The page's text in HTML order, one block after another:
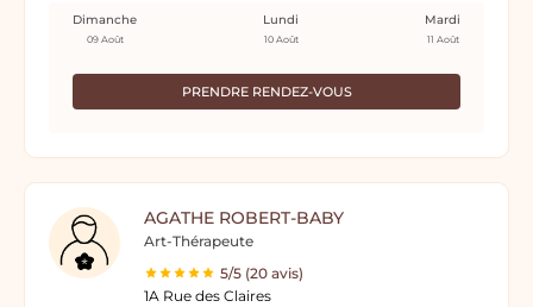
PRENDRE RENDEZ-VOUS
Dimanche
09 Août
Lundi
10 Août
Mardi
11 Août
AGATHE ROBERT-BABY
Art-Thérapeute
5/5 (20 avis)
1A Rue des Claires